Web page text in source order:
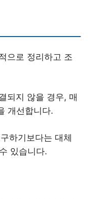
으로 정리하고 조
되지 않을 경우, 매
개선합니다.
하기보다는 대체
있습니다.